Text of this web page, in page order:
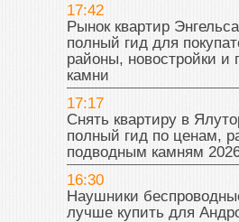
17:42
Рынок квартир
полный гид для
районы, новостройки и
камни
17:17
Снять квартиру в
полный гид по ценам,
подводным камням
16:30
Наушники
лучше купить для